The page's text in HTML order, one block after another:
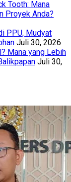
Tooth: Mana
Proyek Anda?
PPU, Mudyat
Juli 30, 2026
Mana yang Lebih
Juli 30,